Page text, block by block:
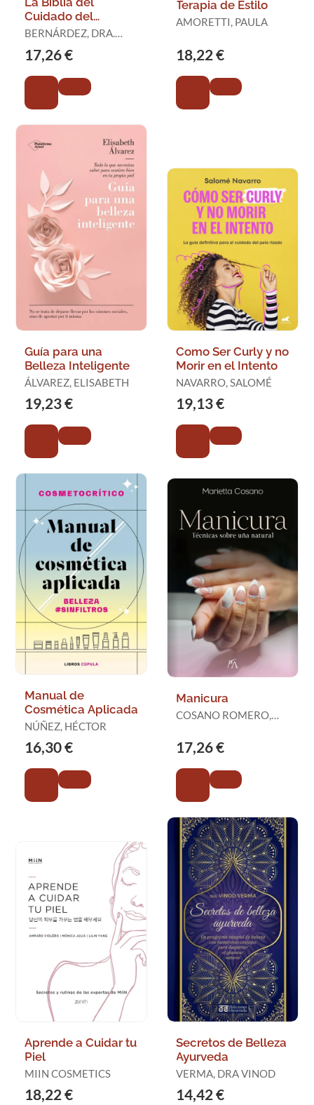
Cuidado del
Cabello
BERNÁRDEZ, DRA.
17,26 €
Terapia de Estilo
AMORETTI, PAULA
18,22 €
Guía para una
Belleza Inteligente
ÁLVAREZ, ELISABETH
19,23 €
Como Ser Curly y no
Morir en el Intento
NAVARRO, SALOMÉ
19,13 €
Manual de
Cosmética Aplicada
NÚÑEZ, HÉCTOR
16,30 €
Manicura
COSANO ROMERO,
17,26 €
Aprende a Cuidar tu
Piel
MIIN COSMETICS
18,22 €
Secretos de Belleza
Ayurveda
VERMA, DRA VINOD
14,42 €